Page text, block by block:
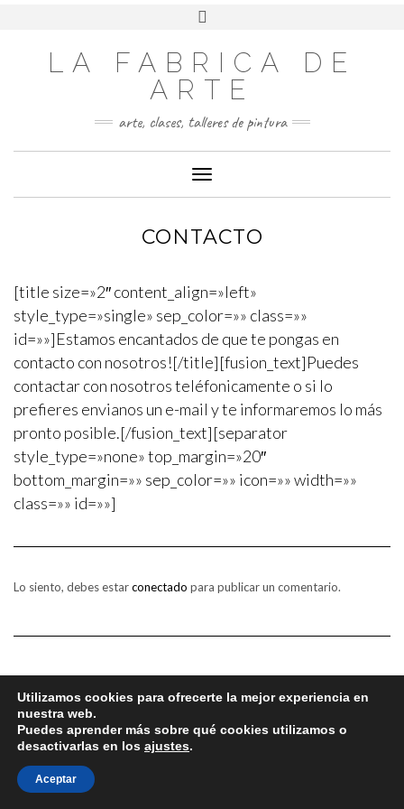
LA FABRICA DE
ARTE
arte, clases, talleres de pintura
Cambiar modo de navegación
CONTACTO
[title size=»2″ content_align=»left»
style_type=»single» sep_color=»» class=»»
id=»»]Estamos encantados de que te pongas en
contacto con nosotros![/title][fusion_text]Puedes
contactar con nosotros teléfonicamente o si lo
prefieres envianos un e-mail y te informaremos lo más
pronto posible.[/fusion_text][separator
style_type=»none» top_margin=»20″
bottom_margin=»» sep_color=»» icon=»» width=»»
class=»» id=»»]
Lo siento, debes estarconectado para publicar un comentario.
Copyright © 2025 www.lafabricadearte.net
Utilizamos cookies para ofrecerte la mejor experiencia en
nuestra web.
Puedes aprender más sobre qué cookies utilizamos o
desactivarlas en los ajustes.
Aceptar